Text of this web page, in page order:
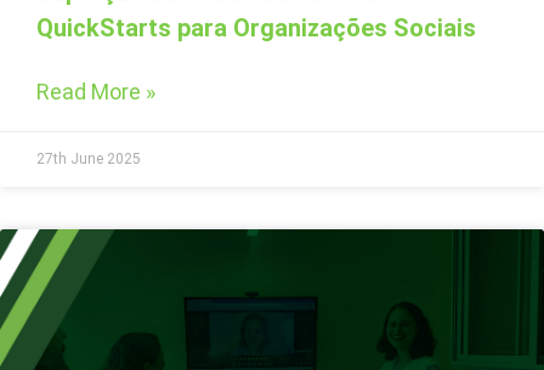
QuickStarts para Organizações Sociais
Read More »
27th June 2025